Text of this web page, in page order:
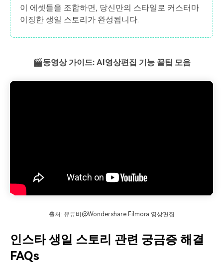
이 에셋들을 조합하면, 당신만의 스타일로 커스터마
이징한 생일 스토리가 완성됩니다.
🎬동영상 가이드: AI영상편집 기능 꿀팁 모음
출처: 유튜버@Wondershare Filmora 영상편집
인스타 생일 스토리 관련 궁금증 해결
FAQs